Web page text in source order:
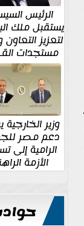
الرئيس
يستقبل ملك
لتعزيز
مستجدات
الإقليمية
وزير
دعم مصر
الرامية إلى
الأزمة